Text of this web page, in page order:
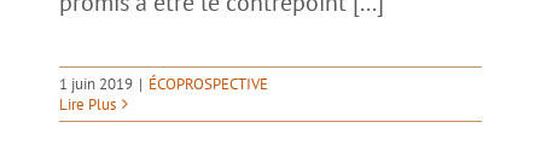
1 juin 2019 | ÉCOPROSPECTIVE
Lire Plus